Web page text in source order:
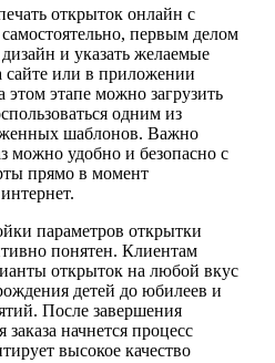
открыток онлайн с
первым делом
и указать желаемые
или в приложении
этапе можно загрузить
одним из
шаблонов. Важно
можно удобно и безопасно с
прямо в момент
параметров открытки
понятен. Клиентам
открыток на любой вкус
детей до юбилеев и
После завершения
начнется процесс
высокое качество